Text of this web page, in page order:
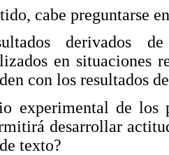
cabe preguntarse
derivados
en situaciones
con los resultados
experimental de los
desarrollar
texto?